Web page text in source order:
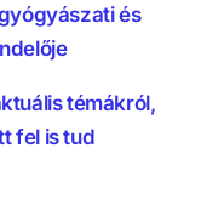
és
témákról,
fel is tud